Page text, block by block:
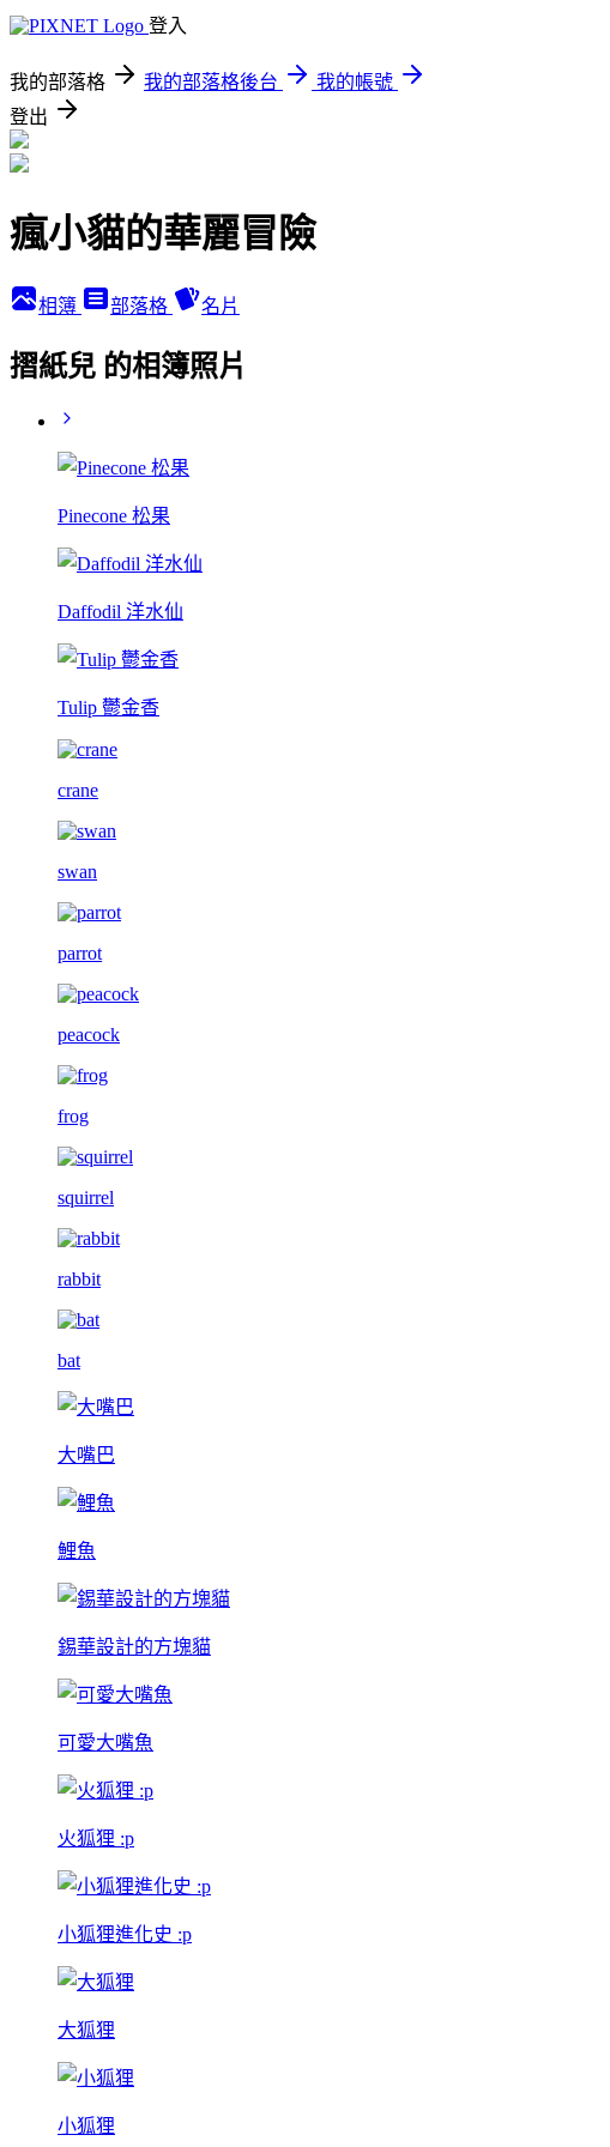
登入
我的部落格 我的部落格後台
我的帳號
登出
瘋小貓的華麗冒險
相簿 部落格 名片
摺紙兒 的相簿照片
Pinecone 松果
Daffodil 洋水仙
Tulip 鬱金香
crane
swan
parrot
peacock
frog
squirrel
rabbit
bat
大嘴巴
鯉魚
錫華設計的方塊貓
可愛大嘴魚
火狐狸 :p
小狐狸進化史 :p
大狐狸
小狐狸